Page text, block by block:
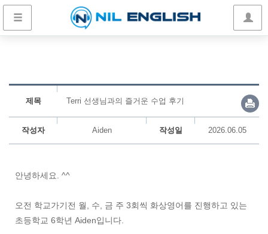
제목 Terri 선생님과의 즐거운 수업 후기
작성자 Aiden 작성일 2026.06.05
안녕하세요. ^^
오전 학교가기전 월, 수, 금 주 3회씩 화상영어를 진행하고 있는
초등학교 6학년 Aiden입니다.